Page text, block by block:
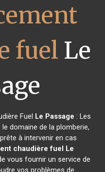
fuel Le
Fuel Le Passage : Les
domaine de la plomberie,
à intervenir en cas
chaudière fuel Le
vous fournir un service de
vos problèmes de